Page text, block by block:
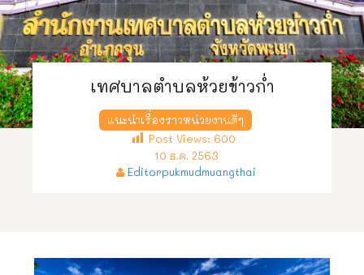
เทศบาลตำบลห้วยข้าวก่ำ
แนะนำเรื่องราวหน่วยงานดีๆ
Post Views: 600
10 ธ.ค. 2563
Editorpukmudmuangthai